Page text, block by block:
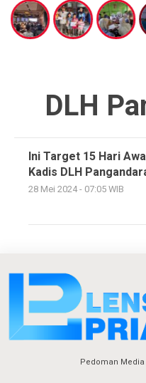
DLH
Ini Target 15 Hari
Kadis DLH
28 Mei 2024 - 07:05 WIB
Pedoman Media